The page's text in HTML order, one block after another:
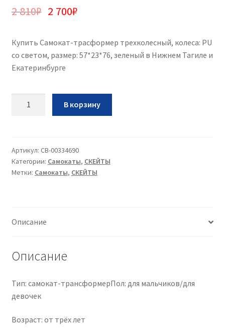
2 810₽ 2 700₽
Купить Самокат-трасформер трехколесный, колеса: PU
со светом, размер: 57*23*76, зеленый в Нижнем Тагиле и
Екатеринбурге
колеса:
PU
со
зеленый
В корзину
Артикул: CB-00334690
Категории: Самокаты, СКЕЙТЫ
Метки: Самокаты, СКЕЙТЫ
Описание
Описание
Тип: самокат-трансформерПол: для мальчиков/для
девочек
Возраст: от трёх лет